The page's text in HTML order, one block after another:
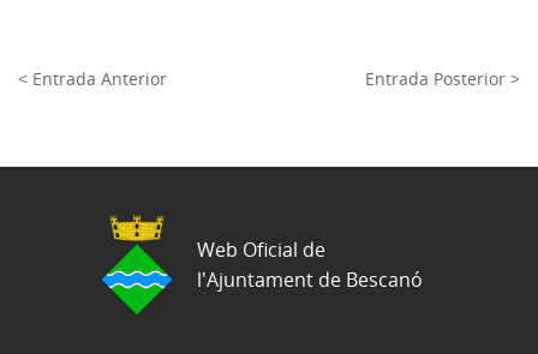
< Entrada Anterior Entrada Posterior >
Web Oficial de
l'Ajuntament de Bescanó